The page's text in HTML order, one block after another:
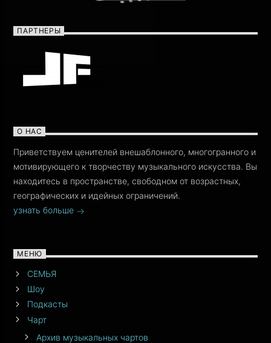
ПАРТНЕРЫ
О НАС
Приветствуем ценителей внешаблонного, многогранного и
мотивирующего к творчеству музыкального искусства. Вы
находитесь в пространстве, свободном от возрастных,
географических и идейных ограничений.
узнать больше
МЕНЮ
СЕМЬЯ
Шоу
Подкасты
Чарт
Архив музыкальных чартов